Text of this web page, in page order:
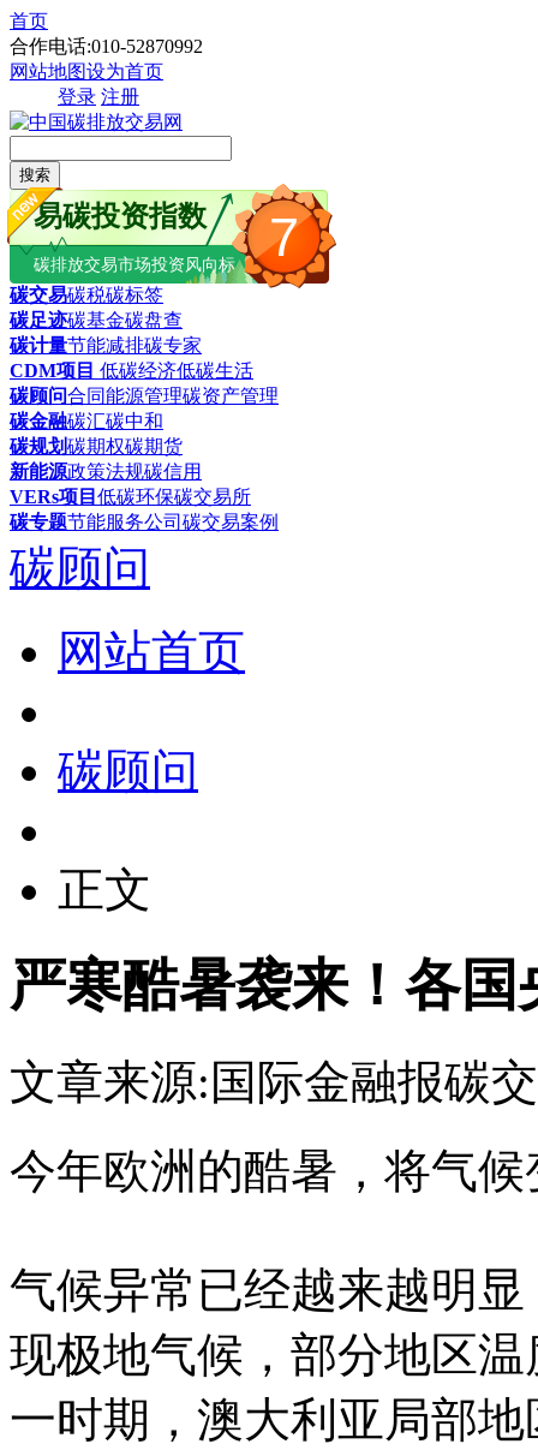
首页
合作电话:010-52870992
网站地图设为首页
登录 注册
搜索
7
易碳投资指数
碳排放交易市场投资风向标
碳交易碳税碳标签
碳足迹碳基金碳盘查
碳计量节能减排碳专家
CDM项目 低碳经济低碳生活
碳顾问合同能源管理碳资产管理
碳金融碳汇碳中和
碳规划碳期权碳期货
新能源政策法规碳信用
VERs项目 低碳环保碳交易所
碳专题节能服务公司 碳交易案例
碳顾问
网站首页
碳顾问
正文
严寒酷暑袭来！各
文章来源:国际金融报碳
今年欧洲的酷暑，将气
气候异常已经越来越明
现极地气候，部分地区
一时期，澳大利亚局部